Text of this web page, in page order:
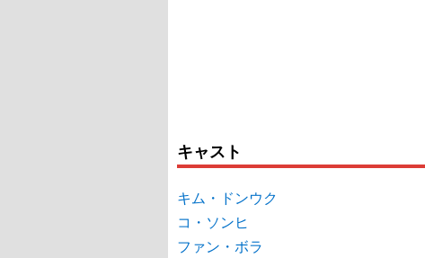
キャスト
キム・ドンウク
コ・ソンヒ
ファン・ボラ